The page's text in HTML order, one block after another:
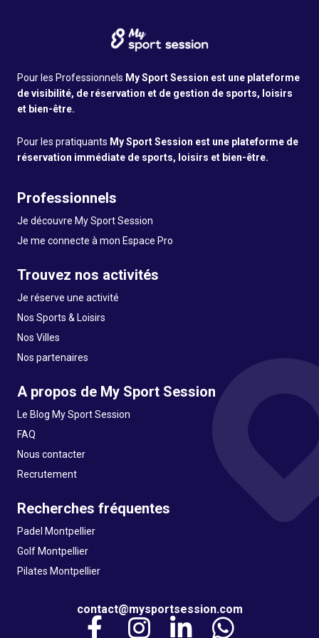
Pour les Professionnels My Sport Session est une plateforme
de visibilité, de réservation et de gestion de sports, loisirs
et bien-être.
Pour les pratiquants My Sport Session est une plateforme de
réservation immédiate de sports, loisirs et bien-être.
Professionnels
Je découvre My Sport Session
Je me connecte à mon Espace Pro
Trouvez nos activités
Je réserve une activité
Nos Sports & Loisirs
Nos Villes
Nos partenaires
A propos de My Sport Session
Le Blog My Sport Session
FAQ
Nous contacter
Recrutement
Recherches fréquentes
Padel Montpellier
Golf Montpellier
Pilates Montpellier
contact@mysportsession.com